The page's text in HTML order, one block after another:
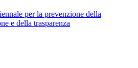
per la prevenzione della
e della trasparenza